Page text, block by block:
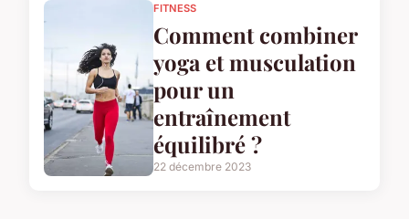
FITNESS
Comment combiner
yoga et musculation
pour un
entraînement
équilibré ?
22 décembre 2023